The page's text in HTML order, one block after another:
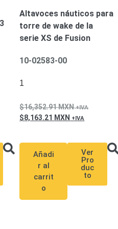
Altavoces náuticos para
torre de wake de la
serie XS de Fusion
10-02583-00
1
16,352.91MXN
8,163.21 MXN
Añadi
r al
carrit
o
Ver
Pro
duc
to